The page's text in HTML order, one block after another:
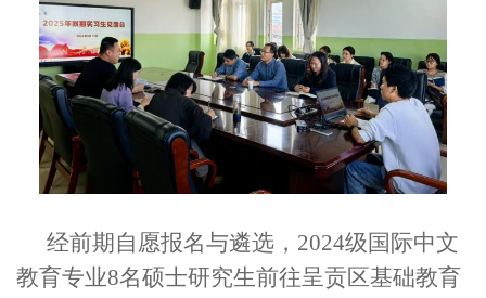
经前期自愿报名与遴选，2024级国际中文
教育专业8名硕士研究生前往呈贡区基础教育